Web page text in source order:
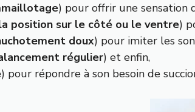
) pour offrir une sensation
position sur le côté ou le ventre)
doux) pour imiter les
régulier) et enfin,
) pour répondre à son besoin de